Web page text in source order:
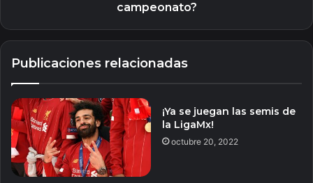
campeonato?
Publicaciones relacionadas
¡Ya se juegan las semis de
la LigaMx!
octubre 20, 2022